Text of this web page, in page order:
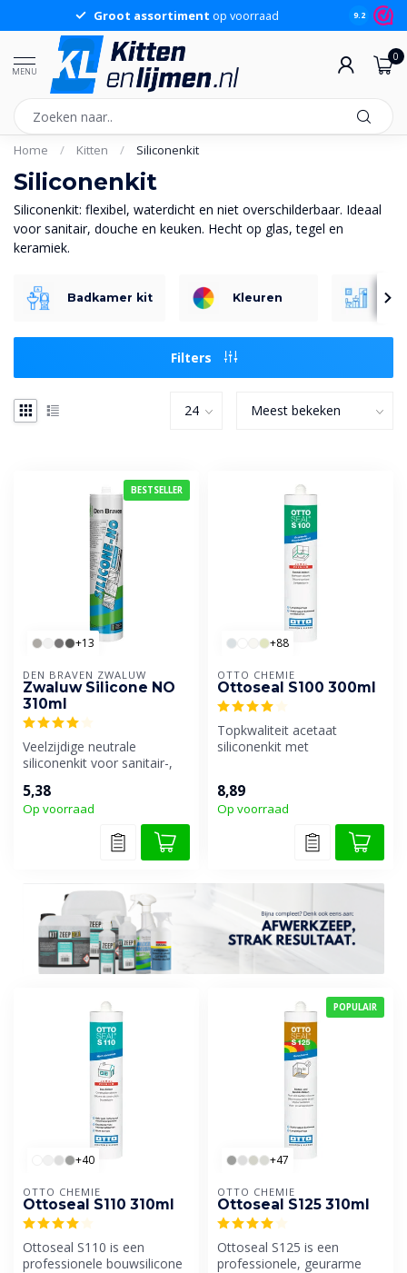
Groot assortimentop voorraad 9.2
MENU
0
Home / Kitten / Siliconenkit
Siliconenkit
Siliconenkit: flexibel, waterdicht en niet overschilderbaar. Ideaal
voor sanitair, douche en keuken. Hecht op glas, tegel en
keramiek.
Badkamer kit Kleuren
Filters
BESTSELLER
+13
DEN BRAVEN ZWALUW
Zwaluw Silicone NO
310ml
Veelzijdige neutrale
siliconenkit voor sanitair-,
5,38
Op voorraad
+88
OTTO CHEMIE
Ottoseal S100 300ml
Topkwaliteit acetaat
siliconenkit met
In...
8,89
Op voorraad
+40
OTTO CHEMIE
Ottoseal S110 310ml
Ottoseal S110 is een
professionele bouwsilicone
POPULAIR
+47
OTTO CHEMIE
Ottoseal S125 310ml
Ottoseal S125 is een
professionele, geurarme